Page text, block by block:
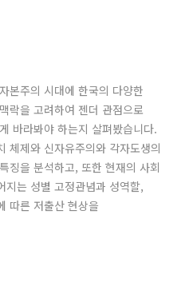
본주의 시대에 한국의 다양한
락을 고려하여 젠더 관점으로
바라봐야 하는지 살펴봤습니다.
체제와 신자유주의와 각자도생의
징을 분석하고, 또한 현재의 사회
지는 성별 고정관념과 성역할,
따른 저출산 현상을